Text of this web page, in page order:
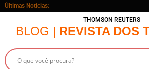
Últimas Notícias:
THOMSON REUTERS
BLOG | REVISTA DOS